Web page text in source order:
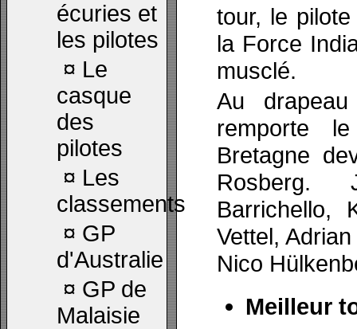
écuries et
les pilotes
¤ Le
casque
des
pilotes
¤ Les
classements
¤ GP
d'Australie
¤ GP de
Malaisie
tour, le
la Force
musclé.
Au
remporte
Bretagne
Rosberg.
Barrichello,
Vettel,
Nico
Meilleur